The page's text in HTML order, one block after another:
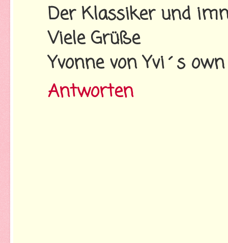
Der Klassiker und
Viele Grüße
Yvonne von Yvi´s
Antworten